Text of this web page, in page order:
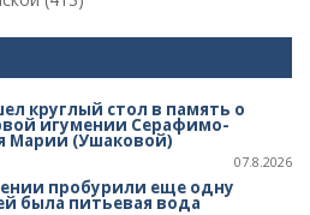
круглый стол в память о
игумении Серафимо-
Марии (Ушаковой)
07.8.2026
пробурили еще одну
была питьевая вода